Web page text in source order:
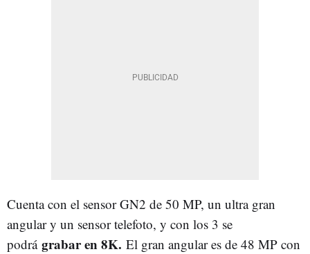
Cuenta con el sensor GN2 de 50 MP, un ultra gran
angular y un sensor telefoto, y con los 3 se
podrá grabar en 8K. El gran angular es de 48 MP con